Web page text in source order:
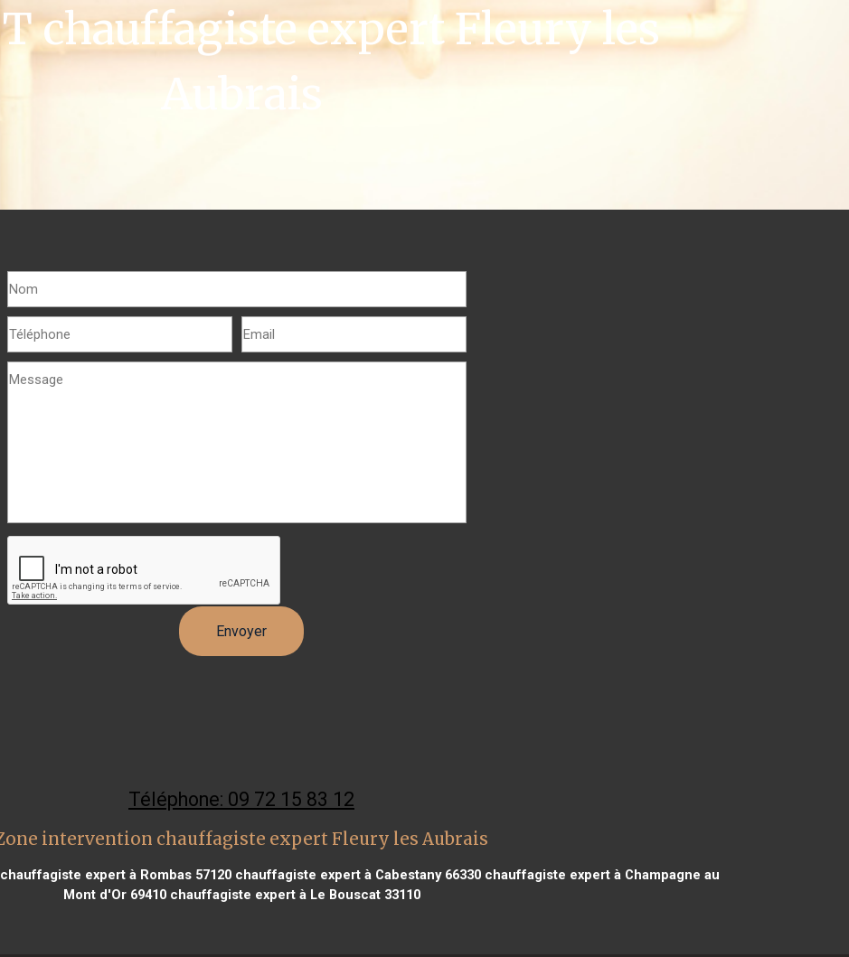
chauffagiste expert Fleury les
Aubrais
Téléphone: 09 72 15 83 12
intervention chauffagiste expert Fleury les Aubrais
chauffagiste expert à Rombas 57120 chauffagiste expert à Cabestany 66330 chauffagiste expert à Champagne au
Mont d'Or 69410chauffagiste expert à Le Bouscat 33110